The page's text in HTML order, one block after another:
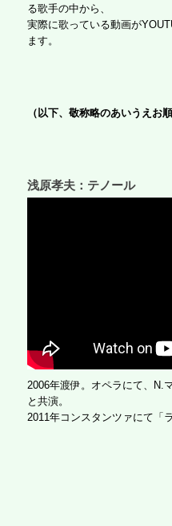
る歌手の中から、
実際に歌っている動画が
ます。
（以下、敬称略のあいうえお順
浅原孝夫：テノール
2006年渡伊。オペラにて、N.
と共演。
2011年コンスタンツァにて「